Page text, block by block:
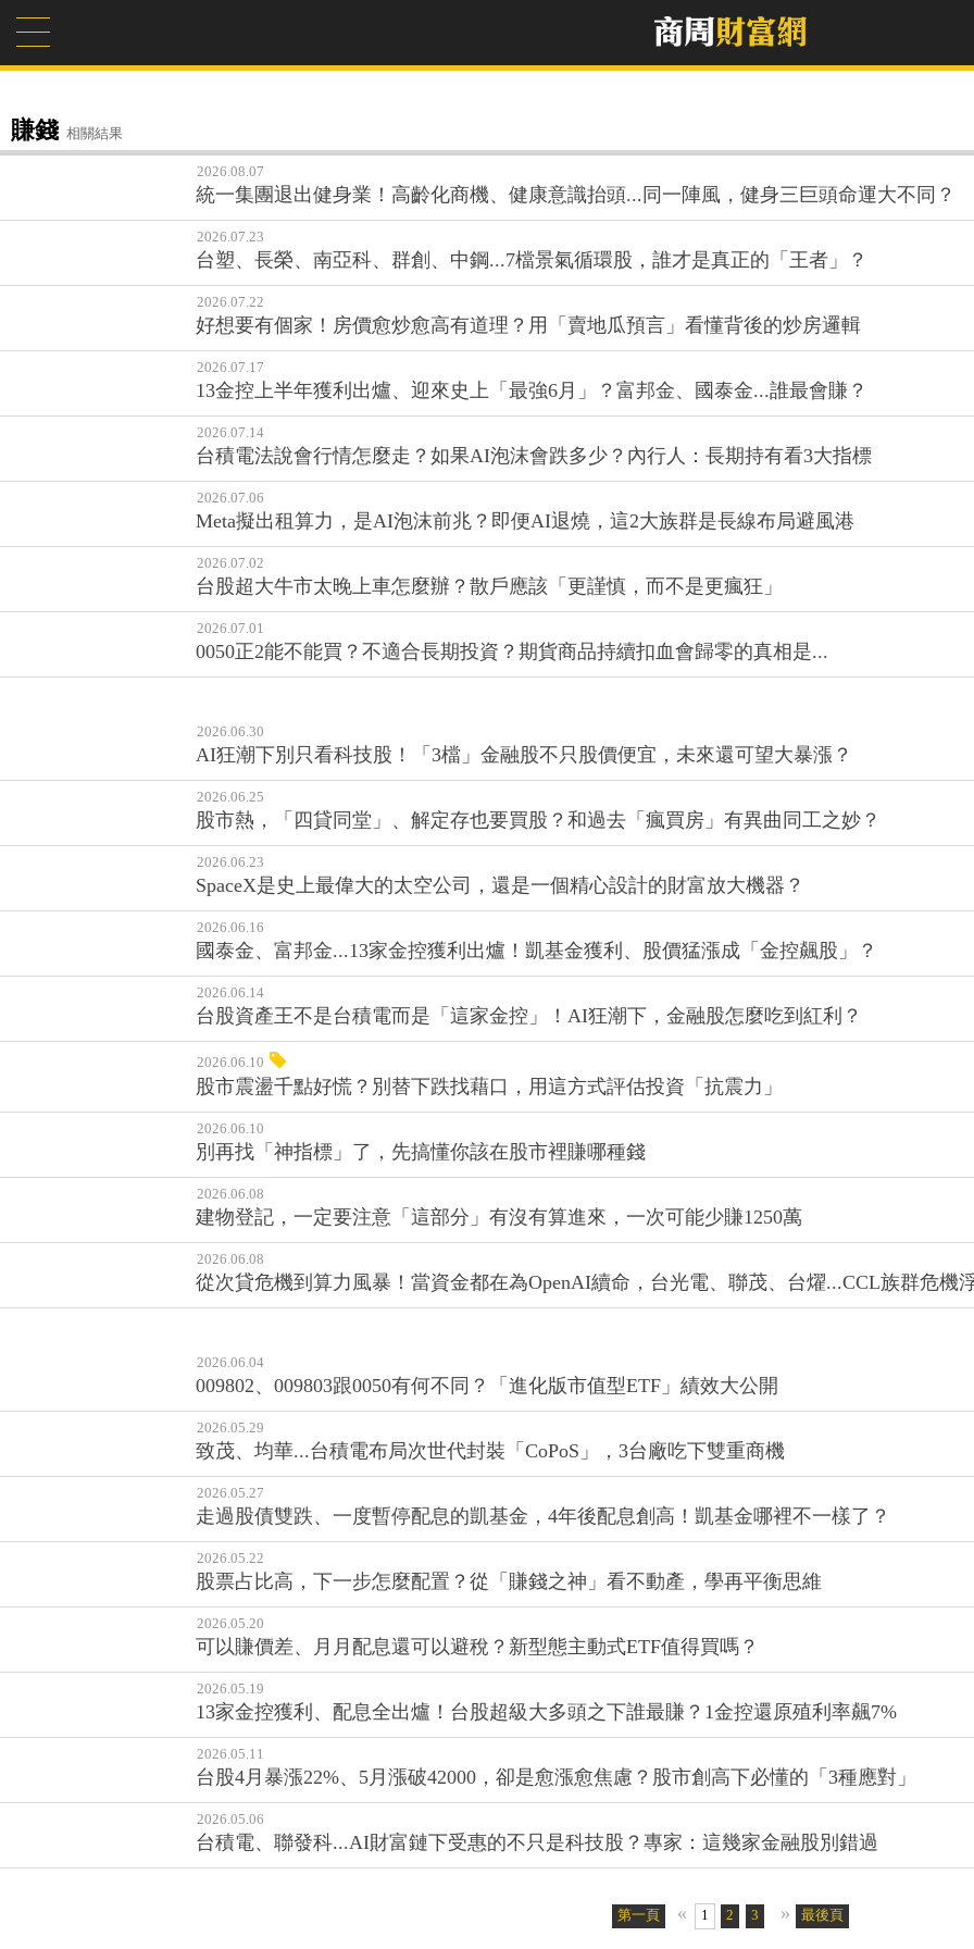
賺錢 相關結果
2026.08.07
統一集團退出健身業！高齡化商機、健康意識抬頭...同一陣風，健身三巨頭命運大不同？
2026.07.23
台塑、長榮、南亞科、群創、中鋼...7檔景氣循環股，誰才是真正的「王者」？
2026.07.22
好想要有個家！房價愈炒愈高有道理？用「賣地瓜預言」看懂背後的炒房邏輯
2026.07.17
13金控上半年獲利出爐、迎來史上「最強6月」？富邦金、國泰金...誰最會賺？
2026.07.14
台積電法說會行情怎麼走？如果AI泡沫會跌多少？內行人：長期持有看3大指標
2026.07.06
Meta擬出租算力，是AI泡沫前兆？即便AI退燒，這2大族群是長線布局避風港
2026.07.02
台股超大牛市太晚上車怎麼辦？散戶應該「更謹慎，而不是更瘋狂」
2026.07.01
0050正2能不能買？不適合長期投資？期貨商品持續扣血會歸零的真相是...
2026.06.30
AI狂潮下別只看科技股！「3檔」金融股不只股價便宜，未來還可望大暴漲？
2026.06.25
股市熱，「四貸同堂」、解定存也要買股？和過去「瘋買房」有異曲同工之妙？
2026.06.23
SpaceX是史上最偉大的太空公司，還是一個精心設計的財富放大機器？
2026.06.16
國泰金、富邦金...13家金控獲利出爐！凱基金獲利、股價猛漲成「金控飆股」？
2026.06.14
台股資產王不是台積電而是「這家金控」！AI狂潮下，金融股怎麼吃到紅利？
2026.06.10
股市震盪千點好慌？別替下跌找藉口，用這方式評估投資「抗震力」
2026.06.10
別再找「神指標」了，先搞懂你該在股市裡賺哪種錢
2026.06.08
建物登記，一定要注意「這部分」有沒有算進來，一次可能少賺1250萬
2026.06.08
從次貸危機到算力風暴！當資金都在為OpenAI續命，台光電、聯茂、台燿...CCL族群危機
2026.06.04
009802、009803跟0050有何不同？「進化版市值型ETF」績效大公開
2026.05.29
致茂、均華...台積電布局次世代封裝「CoPoS」，3台廠吃下雙重商機
2026.05.27
走過股債雙跌、一度暫停配息的凱基金，4年後配息創高！凱基金哪裡不一樣了？
2026.05.22
股票占比高，下一步怎麼配置？從「賺錢之神」看不動產，學再平衡思維
2026.05.20
可以賺價差、月月配息還可以避稅？新型態主動式ETF值得買嗎？
2026.05.19
13家金控獲利、配息全出爐！台股超級大多頭之下誰最賺？1金控還原殖利率飆7%
2026.05.11
台股4月暴漲22%、5月漲破42000，卻是愈漲愈焦慮？股市創高下必懂的「3種應對」
2026.05.06
台積電、聯發科...AI財富鏈下受惠的不只是科技股？專家：這幾家金融股別錯過
第一頁 « 1 2 3 4 5 6
» 最後頁